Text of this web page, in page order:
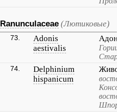
Ranunculaceae (Лютиковые)
73.
Adonis
aestivalis
74.
Delphinium
hispanicum